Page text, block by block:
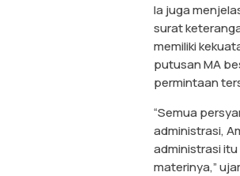
Ia juga
surat
memiliki
putusan MA
permintaan
“Semua
administrasi,
administrasi
materinya,”